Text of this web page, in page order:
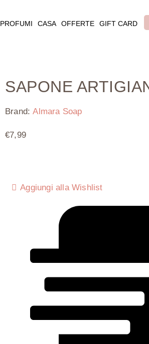
PROFUMI CASA OFFERTE GIFT CARD
SAPONE
Brand:Almara Soap
€7,99
Aggiungi alla Wishlist